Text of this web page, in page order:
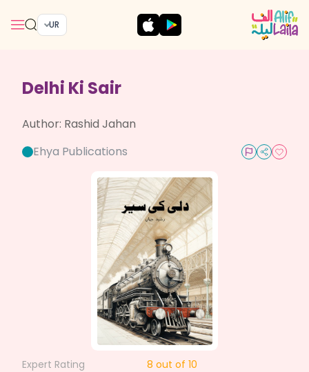
UR
Delhi Ki Sair
Author: Rashid Jahan
Ehya Publications
Expert Rating 8 out of 10